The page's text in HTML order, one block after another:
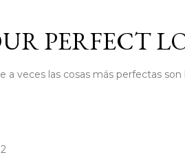
PERFECT
a veces las cosas más perfectas son